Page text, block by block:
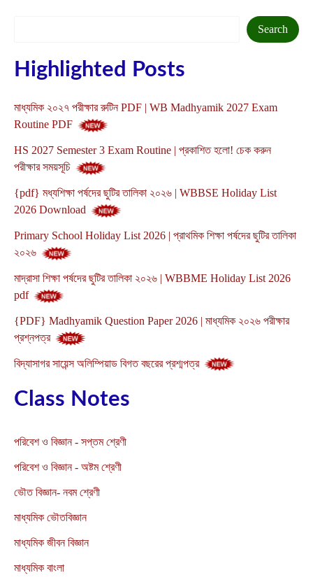
Search
Highlighted Posts
মাধ্যমিক ২০২৭ পরীক্ষার রুটিন PDF | WB Madhyamik 2027 Exam
Routine PDF
HS 2027 Semester 3 Exam Routine | প্রকাশিত হলো! চেক করুন
পরীক্ষার সময়সূচি
{pdf} মধ্যশিক্ষা পর্ষদের ছুটির তালিকা ২০২৬ | WBBSE Holiday List
2026 Download
Primary School Holiday List 2026 | প্রাথমিক শিক্ষা পর্ষদের ছুটির তালিকা
২০২৬
মাদ্রাসা শিক্ষা পর্ষদের ছুটির তালিকা ২০২৬ | WBBME Holiday List 2026
pdf
{PDF} Madhyamik Question Paper 2026 | মাধ্যমিক ২০২৬ পরীক্ষার
প্রশ্নপত্র
বিদ্যাসাগর সায়েন্স অলিম্পিয়াড বিগত বছরের প্রশ্মপত্র
Class Notes
পরিবেশ ও বিজ্ঞান - সপ্তম শ্রেণী
পরিবেশ ও বিজ্ঞান - অষ্টম শ্রেণী
ভৌত বিজ্ঞান- নবম শ্রেণী
মাধ্যমিক ভৌতবিজ্ঞান
মাধ্যমিক জীবন বিজ্ঞান
মাধ্যমিক বাংলা